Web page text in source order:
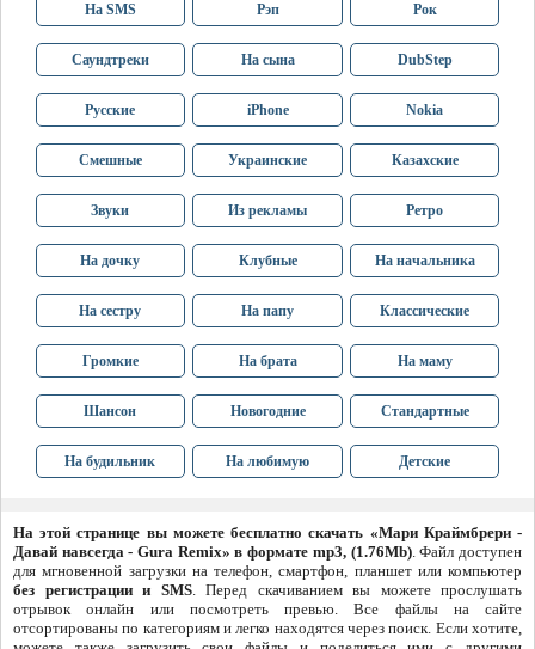
На SMS Рэп Рок
Саундтреки На сына DubStep
Русские iPhone Nokia
Смешные Украинские Казахские
Звуки Из рекламы Ретро
На дочку Клубные На начальника
На сестру На папу Классические
Громкие На брата На маму
Шансон Новогодние Стандартные
На будильник На любимую Детские
На этой странице вы можете бесплатно скачать «Мари Краймбрери -
Давай навсегда - Gura Remix» в формате mp3, (1.76Mb). Файл доступен
для мгновенной загрузки на телефон, смартфон, планшет или компьютер
без регистрации и SMS. Перед скачиванием вы можете прослушать
отрывок онлайн или посмотреть превью. Все файлы на сайте
отсортированы по категориям и легко находятся через поиск. Если хотите,